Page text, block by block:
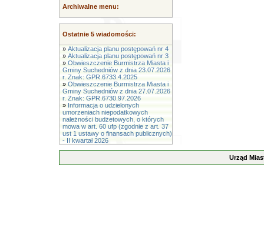
Archiwalne menu:
Ostatnie 5 wiadomości:
» Aktualizacja planu postępowań nr 4
» Aktualizacja planu postępowań nr 3
» Obwieszczenie Burmistrza Miasta i
Gminy Suchedniów z dnia 23.07.2026
r. Znak: GPR.6733.4.2025
» Obwieszczenie Burmistrza Miasta i
Gminy Suchedniów z dnia 27.07.2026
r. Znak: GPR.6730.97.2026
» Informacja o udzielonych
umorzeniach niepodatkowych
należności budżetowych, o których
mowa w art. 60 ufp (zgodnie z art. 37
ust 1 ustawy o finansach publicznych)
- II kwartał 2026
Urząd